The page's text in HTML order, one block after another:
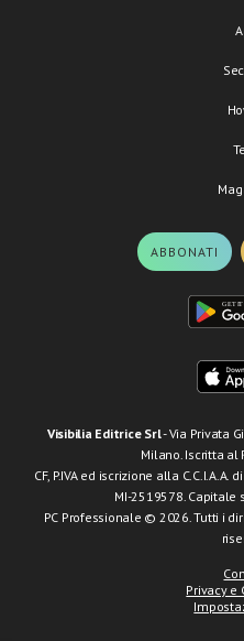
ABBONATI
Visibilia Editrice Srl- Via Privata
Milano. Iscritta al
CF, P.IVA ed iscrizione alla
MI-2519578. Capitale
PC Professionale © 2026. Tutti i
Privacy e